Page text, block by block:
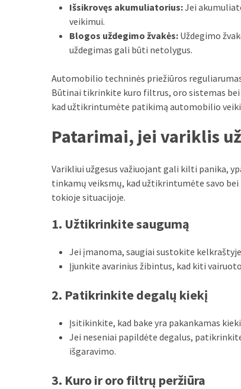
Uncategorized
Išsikrovęs akumuliatorius:Jei
veikimui.
Blogos uždegimo žvakės: Uždegimo
uždegimas gali būti netolygus.
Automobilio techninės priežiūros
Būtinai tikrinkite kuro filtrus, oro sistemas
kad užtikrintumėte patikimą automobilio
Patarimai, jei variklis
Varikliui užgesus važiuojant gali kilti panika,
tinkamų veiksmų, kad užtikrintumėte savo
tokioje situacijoje.
1. Užtikrinkite saugumą
Jei įmanoma, saugiai sustokite
Įjunkite avarinius žibintus, kad kiti
2. Patikrinkite degalų kiekį
Įsitikinkite, kad bake yra pakankamas
Jei neseniai papildėte degalus,
išgaravimo.
3. Kuro ir oro filtrų peržiūra